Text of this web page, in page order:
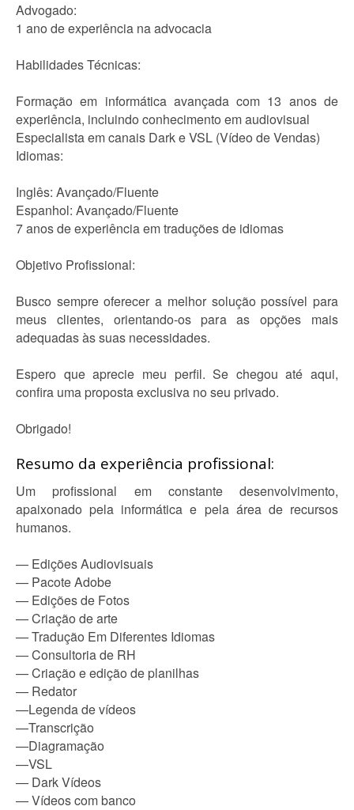
Advogado:
1 ano de experiência na advocacia
Habilidades Técnicas:
Formação em informática avançada com 13 anos de
experiência, incluindo conhecimento em audiovisual
Especialista em canais Dark e VSL (Vídeo de Vendas)
Idiomas:
Inglês: Avançado/Fluente
Espanhol: Avançado/Fluente
7 anos de experiência em traduções de idiomas
Objetivo Profissional:
Busco sempre oferecer a melhor solução possível para
meus clientes, orientando-os para as opções mais
adequadas às suas necessidades.
Espero que aprecie meu perfil. Se chegou até aqui,
confira uma proposta exclusiva no seu privado.
Obrigado!
Resumo da experiência profissional:
Um profissional em constante desenvolvimento,
apaixonado pela informática e pela área de recursos
humanos.
— Edições Audiovisuais
— Pacote Adobe
— Edições de Fotos
— Criação de arte
— Tradução Em Diferentes Idiomas
— Consultoria de RH
— Criação e edição de planilhas
— Redator
—Legenda de vídeos
—Transcrição
—Diagramação
—VSL
— Dark Vídeos
— Vídeos com banco